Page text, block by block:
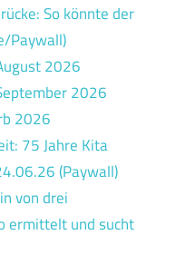
So könnte der
Paywall)
2026
2026
2026
75 Jahre Kita
(Paywall)
von drei
ermittelt und sucht